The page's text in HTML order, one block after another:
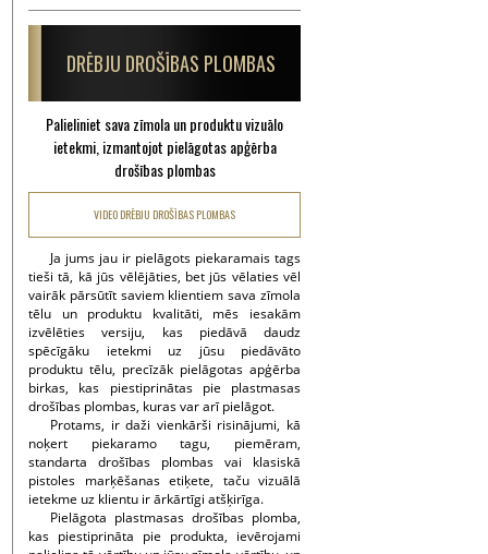
DRĒBJU DROŠĪBAS PLOMBAS
Palieliniet sava zīmola un produktu vizuālo
ietekmi, izmantojot pielāgotas apģērba
drošības plombas
VIDEO DRĒBJU DROŠĪBAS PLOMBAS
Ja jums jau ir pielāgots piekaramais tags
tieši tā, kā jūs vēlējāties, bet jūs vēlaties vēl
vairāk pārsūtīt saviem klientiem sava zīmola
tēlu un produktu kvalitāti, mēs iesakām
izvēlēties versiju, kas piedāvā daudz
spēcīgāku ietekmi uz jūsu piedāvāto
produktu tēlu, precīzāk pielāgotas apģērba
birkas, kas piestiprinātas pie plastmasas
drošības plombas, kuras var arī pielāgot.
Protams, ir daži vienkārši risinājumi, kā
noķert piekaramo tagu, piemēram,
standarta drošības plombas vai klasiskā
pistoles marķēšanas etiķete, taču vizuālā
ietekme uz klientu ir ārkārtīgi atšķirīga.
Pielāgota plastmasas drošības plomba,
kas piestiprināta pie produkta, ievērojami